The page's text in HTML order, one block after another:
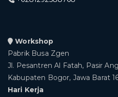
Workshop
Pabrik Busa Zgen
Jl. Pesantren Al Fatah, Pasir
Kabupaten Bogor, Jawa Barat
Hari Kerja